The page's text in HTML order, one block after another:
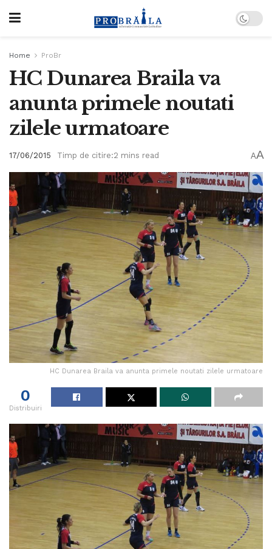
Home ProBr
HC Dunarea Braila va
anunta primele noutati
zilele urmatoare
17/06/2015 Timp de citire:2 mins read AA
HC Dunarea Braila va anunta primele noutati zilele urmatoare
0
Distribuiri